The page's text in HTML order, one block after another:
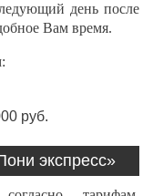
день после
Вам время.
руб.
экспресс»